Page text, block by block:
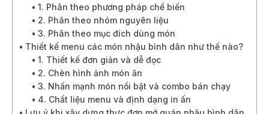
1. Phân theo phương pháp chế biến
2. Phân theo nhóm nguyên liệu
3. Phân theo mục đích dùng món
Thiết kế menu các món nhậu bình dân như thế nào?
1. Thiết kế đơn giản và dễ đọc
2. Chèn hình ảnh món ăn
3. Nhấn mạnh món nổi bật và combo bán chạy
4. Chất liệu menu và định dạng in ấn